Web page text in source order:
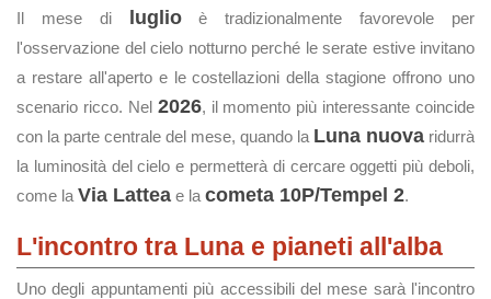
Il mese di luglioè tradizionalmente favorevole per
l'osservazione del cielo notturno perché le serate estive invitano
a restare all'aperto e le costellazioni della stagione offrono uno
scenario ricco. Nel 2026, il momento più interessante coincide
con la parte centrale del mese, quando la Luna nuova ridurrà
la luminosità del cielo e permetterà di cercare oggetti più deboli,
come la Via Lattea e la cometa 10P/Tempel 2.
L'incontro tra Luna e pianeti all'alba
Uno degli appuntamenti più accessibili del mese sarà l'incontro